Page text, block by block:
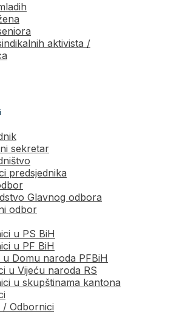
aktivista /
sekretar
predsjednika
Glavnog odbora
odbor
u PS BiH
u PF BiH
u Domu naroda PFBiH
u Vijeću naroda RS
u skupštinama kantona
/ Odbornici